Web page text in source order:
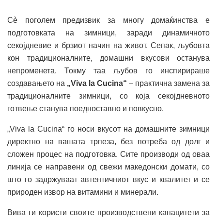
Сè поголем предизвик за многу домаќинства е
подготовката на зимници, заради динамичното
секојдневие и брзиот начин на живот. Сепак, љубовта
кон традиционалните, домашни вкусови останува
непроменета. Токму таа љубов го инспирираше
создавањето на „Viva la Cucina“ – практична замена за
традиционалните зимници, со која секојдневното
готвење станува поедноставно и повкусно.
„Viva la Cucina“ го носи вкусот на домашните зимници
директно на вашата трпеза, без потреба од долг и
сложен процес на подготовка. Сите производи од оваа
линија се направени од свежи македонски домати, со
што го задржуваат автентичниот вкус и квалитет и се
природен извор на витамини и минерали.
Вива ги користи своите производствени капацитети за